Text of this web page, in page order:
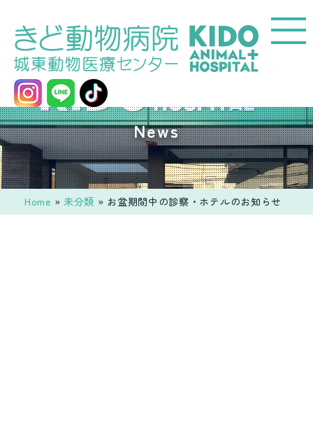
へ
ス
キ
ッ
プ
城
東
動
物
医
療
News
Home » 未分類 » お盆期間中の診察・ホテルのお知らせ